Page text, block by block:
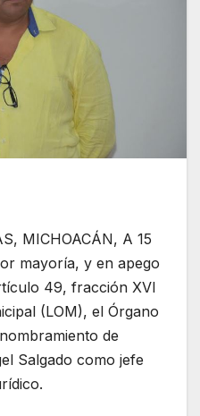
MICHOACÁN, A 15
mayoría, y en apego
49, fracción XVI
(LOM), el Órgano
de
Salgado como jefe